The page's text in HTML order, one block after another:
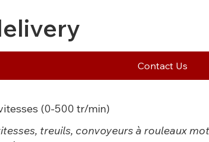
Contact Us
(0-500 tr/min)
treuils, convoyeurs à rouleaux